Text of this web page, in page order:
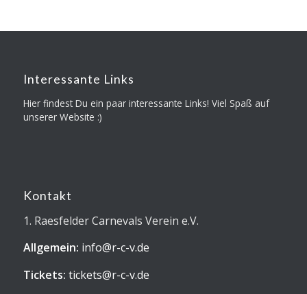
Interessante Links
Hier findest Du ein paar interessante Links! Viel Spaß auf
unserer Website :)
Kontakt
1. Raesfelder Carnevals Verein e.V.
Allgemein: info@r-c-v.de
Tickets: tickets@r-c-v.de